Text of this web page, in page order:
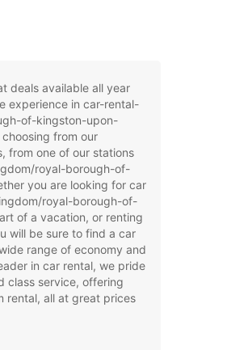
deals available all year
experience in car-rental-
of-kingston-upon-
from our
from one of our stations
royal-borough-of-
you are looking for car
royal-borough-of-
of a vacation, or renting
will be sure to find a car
range of economy and
in car rental, we pride
class service, offering
rental, all at great prices